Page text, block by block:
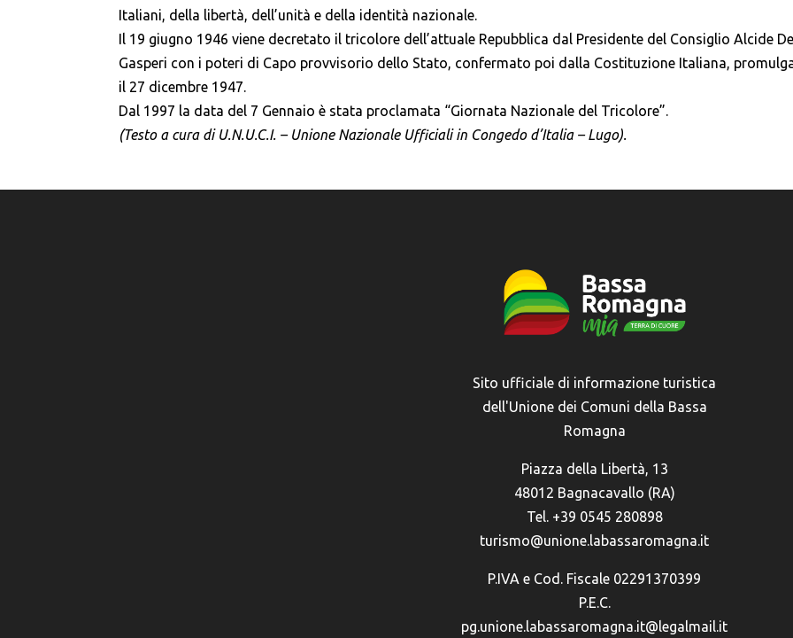
Italiani, della libertà, dell’unità e della identità nazionale.
Il 19 giugno 1946 viene decretato il tricolore dell’attuale Repubblica dal Presidente del Consiglio Alcide De
Gasperi con i poteri di Capo provvisorio dello Stato, confermato poi dalla Costituzione Italiana,
il 27 dicembre 1947.
Dal 1997 la data del 7 Gennaio è stata proclamata “Giornata Nazionale del Tricolore”.
(Testo a cura di U.N.U.C.I. – Unione Nazionale Ufficiali in Congedo d’Italia – Lugo).
Sito ufficiale di informazione turistica
dell'Unione dei Comuni della Bassa
Romagna
Piazza della Libertà, 13
48012 Bagnacavallo (RA)
Tel. +39 0545 280898
turismo@unione.labassaromagna.it
P.IVA e Cod. Fiscale 02291370399
P.E.C.
pg.unione.labassaromagna.it@legalmail.it